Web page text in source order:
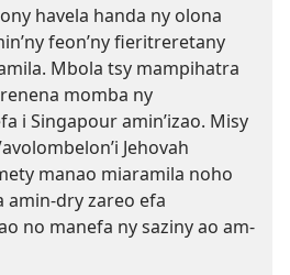
havela handa ny olona
feon’ny fieritreretany
Mbola tsy mampihatra
momba ny
i Singapour amin’izao. Misy
Jehovah
manao miaramila noho
amin-dry zareo efa
no manefa ny saziny ao am-